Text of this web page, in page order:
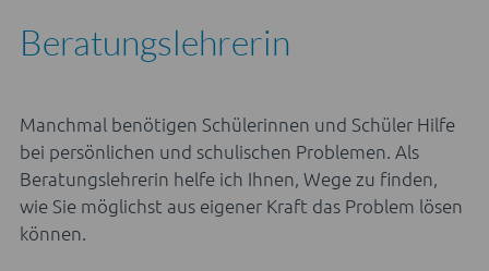
Beratungslehrerin
Manchmal benötigen Schülerinnen und Schüler Hilfe
bei persönlichen und schulischen Problemen. Als
Beratungslehrerin helfe ich Ihnen, Wege zu finden,
wie Sie möglichst aus eigener Kraft das Problem lösen
können.